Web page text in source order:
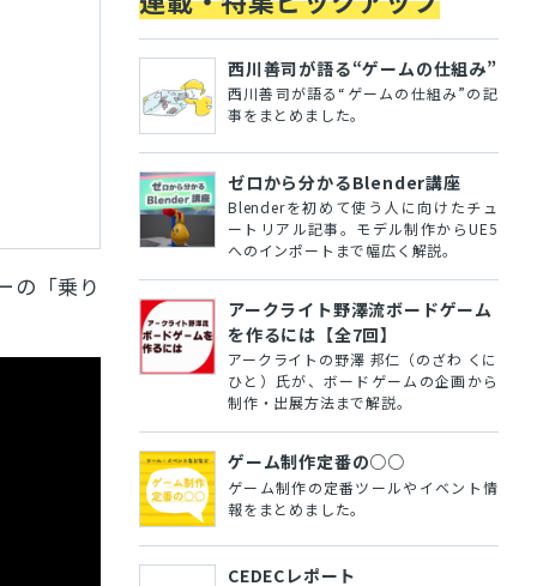
の「乗り
西川善司が語る“ゲームの仕組み”
西川善司が語る“ゲームの仕組み”の記
事をまとめました。
ゼロから分かるBlender講座
Blenderを初めて使う人に向けたチュ
ートリアル記事。モデル制作からUE5
へのインポートまで幅広く解説。
アークライト野澤流ボードゲーム
を作るには【全7回】
アークライトの野澤 邦仁（のざわ くに
ひと）氏が、ボードゲームの企画から
制作・出展方法まで解説。
ゲーム制作定番の○○
ゲーム制作の定番ツールやイベント情
報をまとめました。
CEDECレポート